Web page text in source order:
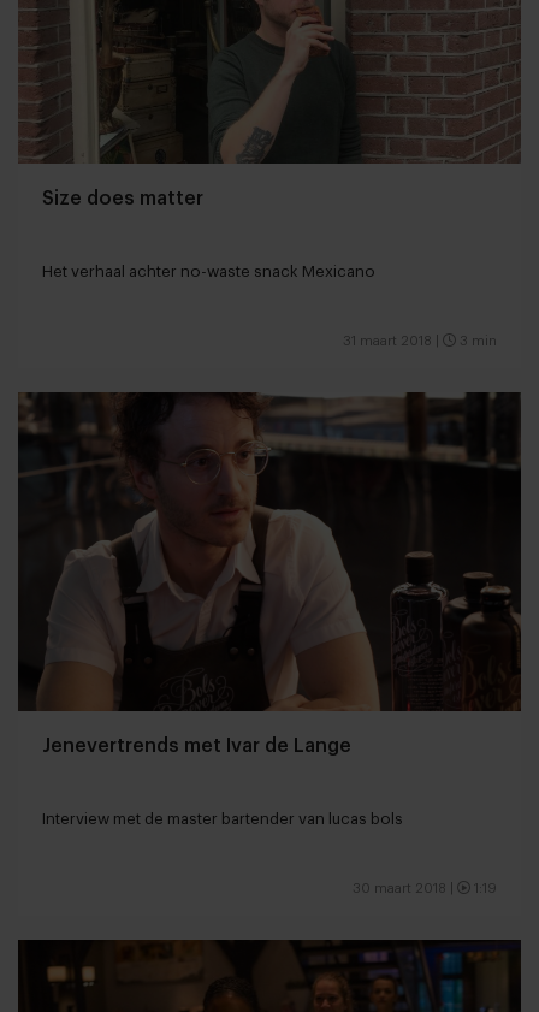
Size does matter
Het verhaal achter no-waste snack Mexicano
31 maart 2018 3 min
Jenevertrends met Ivar de Lange
Interview met de master bartender van lucas bols
30 maart 2018 1:19